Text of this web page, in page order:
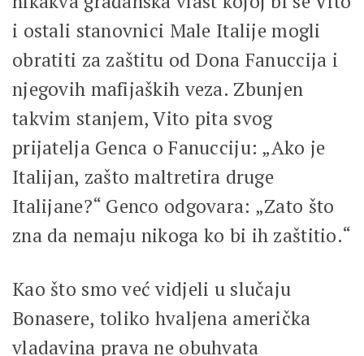
i ostali stanovnici Male Italije mogli
obratiti za zaštitu od Dona Fanuccija i
njegovih mafijaških veza. Zbunjen
takvim stanjem, Vito pita svog
prijatelja Genca o Fanucciju: „Ako je
Italijan, zašto maltretira druge
Italijane?“ Genco odgovara: „Zato što
zna da nemaju nikoga ko bi ih zaštitio.“
Kao što smo već vidjeli u slučaju
Bonasere, toliko hvaljena američka
vladavina prava ne obuhvata